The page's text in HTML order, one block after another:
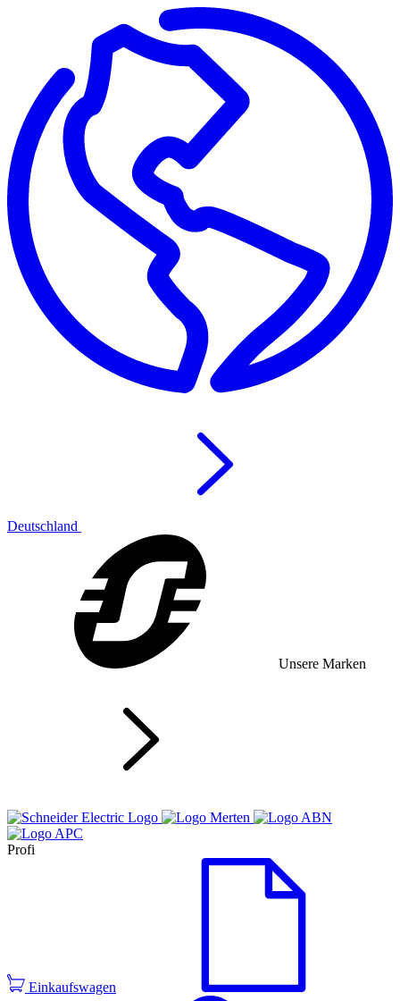
Deutschland
Unsere Marken
Profi
Einkaufswagen